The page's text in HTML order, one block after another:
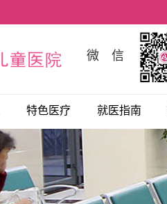
微 信
特色医疗 就医指南